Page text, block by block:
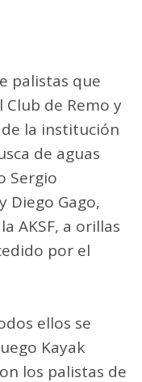
palistas que
de Remo y
la institución
de aguas
Sergio
Diego Gago,
AKSF, a orillas
por el
ellos se
Kayak
los palistas de